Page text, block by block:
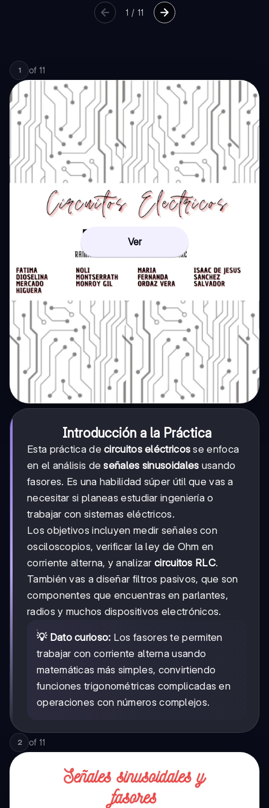
1 / 11
1 of 11
Ver
Introducción a la Práctica
Esta práctica decircuitos eléctricos se enfoca
en el análisis deseñales sinusoidales usando
fasores. Es una habilidad súper útil que vas a
necesitar si planeas estudiar ingeniería o
trabajar con sistemas eléctricos.
Los objetivos incluyen medir señales con
osciloscopios, verificar la ley de Ohm en
corriente alterna, y analizarcircuitos RLC.
También vas a diseñar filtros pasivos, que son
componentes que encuentras en parlantes,
radios y muchos dispositivos electrónicos.
💡 Dato curioso: Los fasores te permiten
trabajar con corriente alterna usando
matemáticas más simples, convirtiendo
funciones trigonométricas complicadas en
operaciones con números complejos.
2 of 11